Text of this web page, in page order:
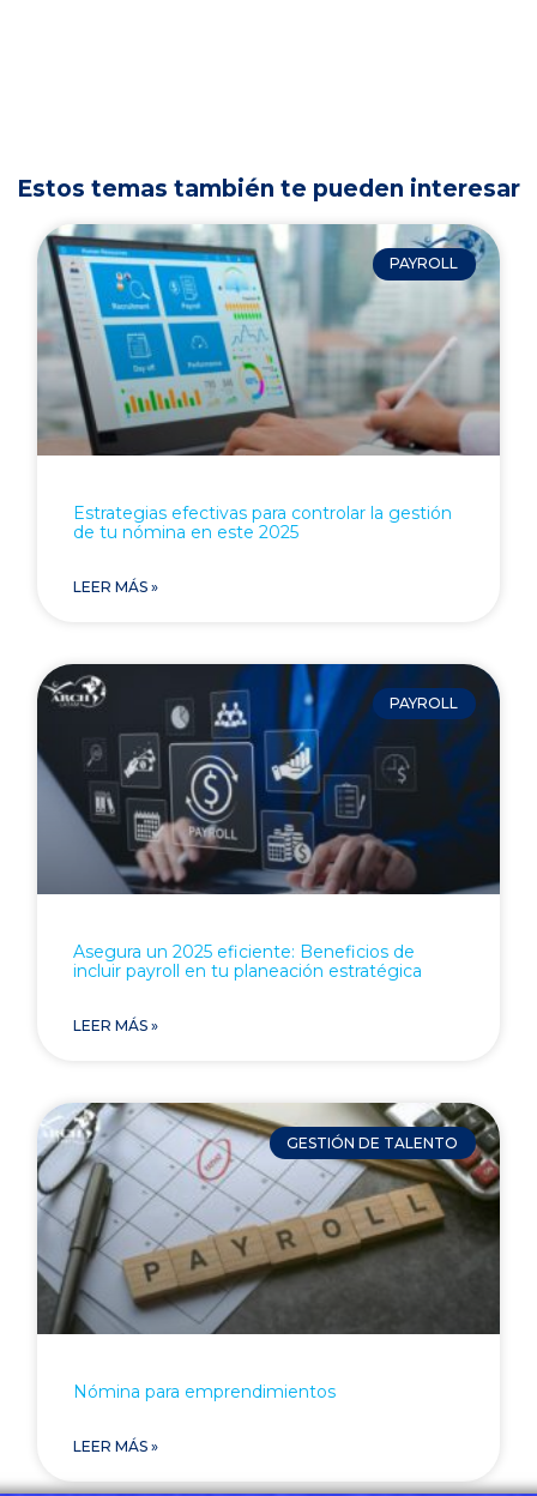
Estos temas también te pueden interesar
PAYROLL
Estrategias efectivas para controlar la gestión
de tu nómina en este 2025
LEER MÁS »
PAYROLL
Asegura un 2025 eficiente: Beneficios de
incluir payroll en tu planeación estratégica
LEER MÁS »
GESTIÓN DE TALENTO
Nómina para emprendimientos
LEER MÁS »